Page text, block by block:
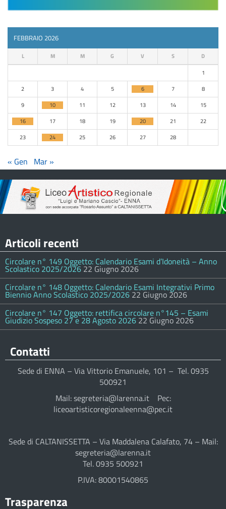
FEBBRAIO 2026
L M M G V S D
1
2
3 4 5 6 7
8
9
10 11 12 13 14
15
16
17 18 19 20 21
22
23
24 25 26 27 28
« Gen Mar »
Articoli recenti
Circolare n° 149 Oggetto: Calendario Esami d’Idoneità – Anno
Scolastico 2025/2026 22 Giugno 2026
Circolare n° 148 Oggetto: Calendario Esami Integrativi Primo
Biennio Anno Scolastico 2025/2026 22 Giugno 2026
Circolare n° 147 Oggetto: rettifica circolare n°145 – Esami
Giudizio Sospeso 27 e 28 Agosto 2026 22 Giugno 2026
Contatti
Sede di ENNA – Via Vittorio Emanuele, 101 – Tel. 0935
500921
Mail: segreteria@larenna.it Pec:
liceoartisticoregionaleenna@pec.it
Sede di CALTANISSETTA – Via Maddalena Calafato, 74 – Mail:
segreteria@larenna.it
Tel. 0935 500921
P.IVA: 80001540865
Trasparenza